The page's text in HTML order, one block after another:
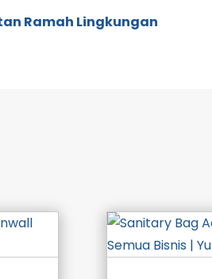
Ramah Lingkungan